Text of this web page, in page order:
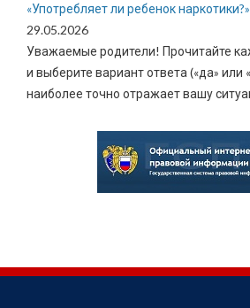
«Употребляет ли ребенок наркотики?»
29.05.2026
Уважаемые родители! Прочитайте
и выберите вариант ответа («да» или
наиболее точно отражает вашу